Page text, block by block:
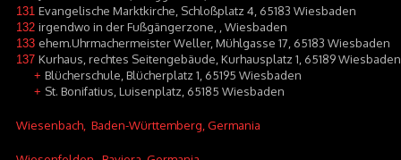
131 Evangelische Marktkirche, Schloßplatz 4, 65183 Wiesbaden
132 irgendwo in der Fußgängerzone, , Wiesbaden
133 ehem.Uhrmachermeister Weller, Mühlgasse 17, 65183 Wiesbaden
137 Kurhaus, rechtes Seitengebäude, Kurhausplatz 1, 65189 Wiesbaden
+ Blücherschule, Blücherplatz 1, 65195 Wiesbaden
+ St. Bonifatius, Luisenplatz, 65185 Wiesbaden
Wiesenbach , Baden-Württemberg, Germania